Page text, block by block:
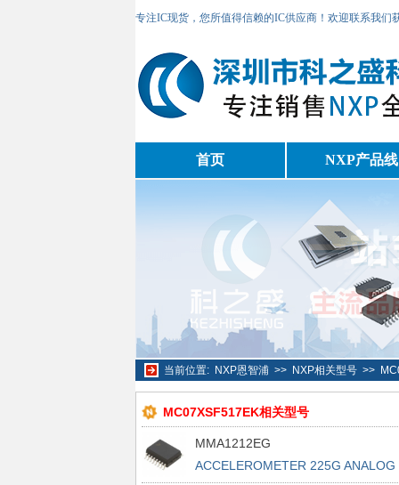
专注IC现货，您所值得信赖的IC供应商！欢迎联系我们
首页 NXP产品线
当前位置: NXP恩智浦>> NXP相关型号>>
MC07XSF517EK相关型号
MMA1212EG
ACCELEROMETER 225G ANALOG